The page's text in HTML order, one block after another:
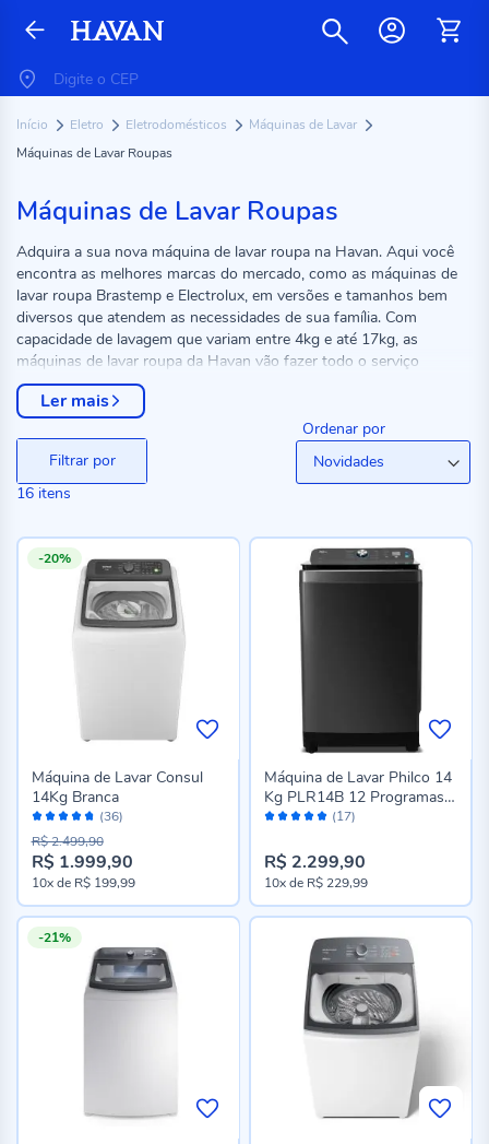
Início Eletro Eletrodomésticos
Máquinas de Lavar
Máquinas de Lavar Roupas
Máquinas de Lavar Roupas
Adquira a sua nova máquina de lavar roupa na Havan. Aqui você
encontra as melhores marcas do mercado, como as máquinas de
lavar roupa Brastemp e Electrolux, em versões e tamanhos bem
diversos que atendem as necessidades de sua família. Com
capacidade de lavagem que variam entre 4kg e até 17kg, as
máquinas de lavar roupa da Havan vão fazer todo o serviço
pesado, deixando suas roupas limpas de verdade. Confira agora
mesmo todas as nossas opções em produtos.
Ler mais
16 itens
Filtrar por
Ordenar por
-20%
Avaliação:
94%
(36)
Máquina de Lavar Consul
14Kg Branca
R$ 1.999,90
R$ 2.499,90
10xde R$ 199,99
Avaliação: (17)
Máquina de Lavar Philco 14
Kg PLR14B 12 Programas
de Lavagem
R$ 2.299,90
10xde R$ 229,99
-21%